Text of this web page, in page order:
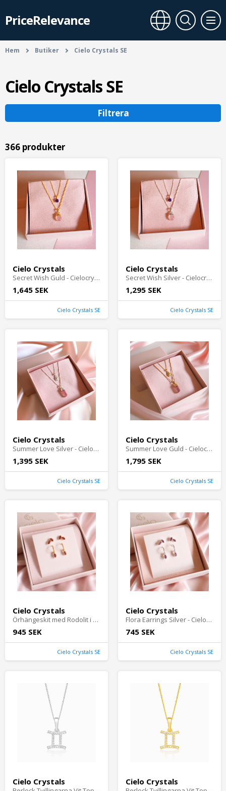
PriceRelevance
Hem Butiker Cielo Crystals SE
Cielo Crystals SE
Filtrera
366 produkter
Cielo Crystals
Secret Wish Guld - Cielocrystals.se
1,645 SEK
Cielo Crystals SE
Cielo Crystals
Secret Wish Silver - Cielocrystals.se
1,295 SEK
Cielo Crystals SE
Cielo Crystals
Summer Love Silver - Cielocrystals.se
1,395 SEK
Cielo Crystals SE
Cielo Crystals
Summer Love Guld - Cielocrystals.se
1,795 SEK
Cielo Crystals SE
Cielo Crystals
Örhängeskit med Rodolit i Guld - Cielocrystals.se
945 SEK
Cielo Crystals SE
Cielo Crystals
Flora Earrings Silver - Cielocrystals.se
745 SEK
Cielo Crystals SE
Cielo Crystals Cielo Crystals